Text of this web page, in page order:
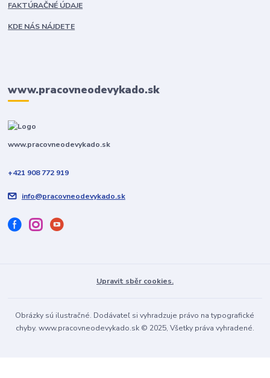
FAKTÚRAČNÉ ÚDAJE
KDE NÁS NÁJDETE
www.pracovneodevykado.sk
www.pracovneodevykado.sk
+421 908 772 919
info@pracovneodevykado.sk
Upravit sběr cookies.
Obrázky sú ilustračné. Dodávateľ si vyhradzuje právo na typografické
chyby. www.pracovneodevykado.sk © 2025, Všetky práva vyhradené.